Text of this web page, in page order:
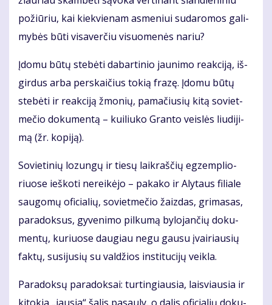
po­žiū­riu, kai kiek­vie­nam as­me­niui su­da­ro­mos ga­li­
my­bės bū­ti vi­sa­ver­čiu vi­suo­me­nės na­riu?
Įdo­mu bū­tų ste­bė­ti da­bar­ti­nio jau­ni­mo re­ak­ci­ją, iš­
gir­dus ar­ba per­skai­čius to­kią fra­zę. Įdo­mu bū­tų
ste­bė­ti ir re­ak­ci­ją žmo­nių, pa­ma­čiu­sių ki­tą so­viet­
me­čio do­ku­men­tą – kui­liu­ko Gran­to veis­lės liu­di­ji­
mą (žr. ko­pi­ją).
So­vie­ti­nių lo­zun­gų ir tie­sų laik­raš­čių eg­zem­plio­
riuo­se ieš­ko­ti ne­rei­kė­jo – pa­ka­ko ir Aly­taus fi­lia­le
sau­go­mų ofi­cia­lių, so­viet­me­čio žaiz­das, gri­ma­sas,
pa­ra­dok­sus, gy­ve­ni­mo pil­ku­mą by­lo­jan­čių do­ku­
men­tų, ku­riuo­se dau­giau ne­gu gau­su įvai­riau­sių
fak­tų, su­si­ju­sių su val­džios ins­ti­tu­ci­jų veik­la.
Pa­ra­dok­sų pa­ra­dok­sai: tur­tin­giau­sia, lais­viau­sia ir